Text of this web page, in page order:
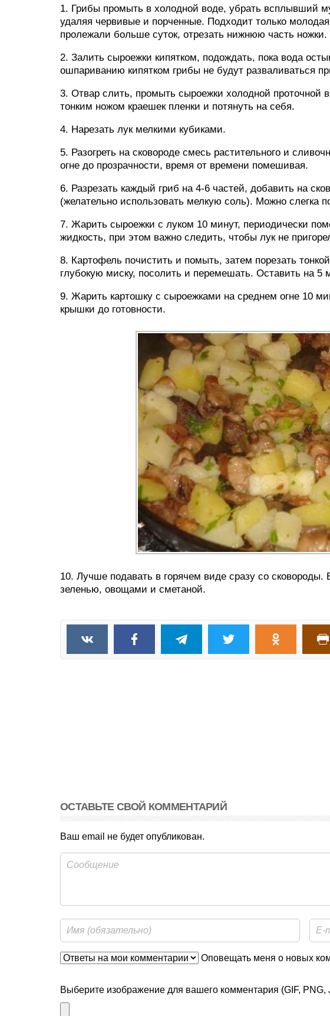
1. Грибы промыть в холодной воде, убрать всплывший
удаляя червивые и порченные. Подходит только
пролежали больше суток, отрезать нижнюю часть ножки.
2. Залить сыроежки кипятком, подождать, пока вода
ошпариванию кипятком грибы не будут разваливаться
3. Отвар слить, промыть сыроежки холодной проточной
тонким ножом краешек пленки и потянуть на себя.
4. Нарезать лук мелкими кубиками.
5. Разогреть на сковороде смесь растительного и
огне до прозрачности, время от времени помешивая.
6. Разрезать каждый гриб на 4-6 частей, добавить на
(желательно использовать мелкую соль). Можно слегка
7. Жарить сыроежки с луком 10 минут, периодически
жидкость, при этом важно следить, чтобы лук не
8. Картофель почистить и помыть, затем порезать
глубокую миску, посолить и перемешать. Оставить на 5
9. Жарить картошку с сыроежками на среднем огне 10
крышки до готовности.
10. Лучше подавать в горячем виде сразу со
зеленью, овощами и сметаной.
ОСТАВЬТЕ СВОЙ КОММЕНТАРИЙ
Ваш email не будет опубликован.
Оповещать меня о новых
Выберите изображение для вашего комментария (GIF, PNG,